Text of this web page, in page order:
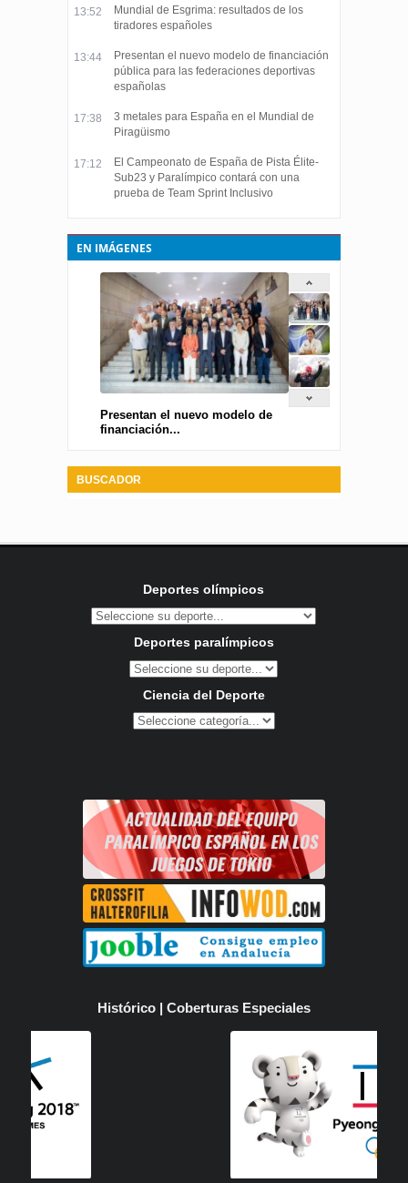
13:52
Mundial de Esgrima: resultados de los
tiradores españoles
13:44
Presentan el nuevo modelo de financiación
pública para las federaciones deportivas
españolas
17:38
3 metales para España en el Mundial de
Piragüismo
17:12
El Campeonato de España de Pista Élite-
Sub23 y Paralímpico contará con una
prueba de Team Sprint Inclusivo
EN IMÁGENES
Presentan el nuevo modelo de
financiación...
BUSCADOR
Deportes olímpicos
Deportes paralímpicos
Ciencia del Deporte
Histórico | Coberturas Especiales